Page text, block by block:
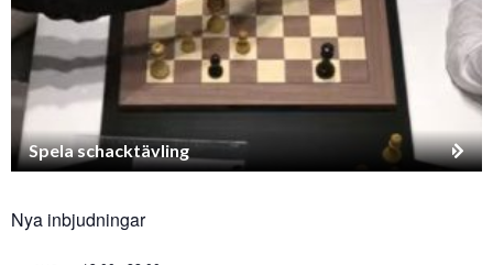
Spela schacktävling
Nya inbjudningar